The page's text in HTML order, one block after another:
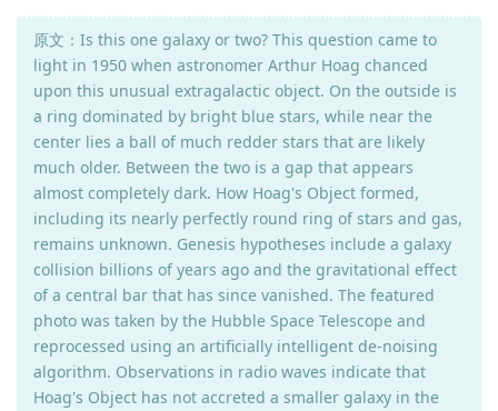
原文：Is this one galaxy or two? This question came to
light in 1950 when astronomer Arthur Hoag chanced
upon this unusual extragalactic object. On the outside is
a ring dominated by bright blue stars, while near the
center lies a ball of much redder stars that are likely
much older. Between the two is a gap that appears
almost completely dark. How Hoag's Object formed,
including its nearly perfectly round ring of stars and gas,
remains unknown. Genesis hypotheses include a galaxy
collision billions of years ago and the gravitational effect
of a central bar that has since vanished. The featured
photo was taken by the Hubble Space Telescope and
reprocessed using an artificially intelligent de-noising
algorithm. Observations in radio waves indicate that
Hoag's Object has not accreted a smaller galaxy in the